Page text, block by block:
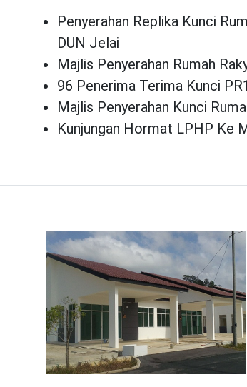
Penyerahan Replika Kunci
DUN Jelai
Majlis Penyerahan Rumah
96 Penerima Terima Kunci
Majlis Penyerahan Kunci
Kunjungan Hormat LPHP Ke